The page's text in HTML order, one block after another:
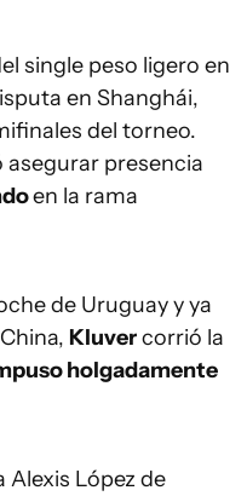
single peso ligero en
en Shanghái,
del torneo.
presencia
en la rama
de Uruguay y ya
Kluvercorrió la
holgadamente
Alexis López de